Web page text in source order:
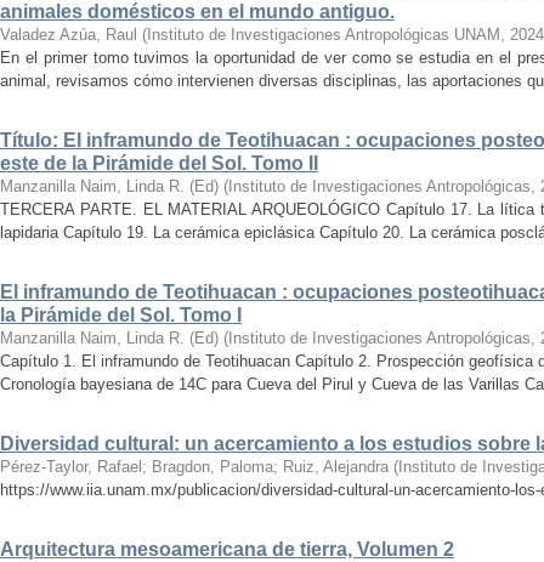
animales domésticos en el mundo antiguo.
Valadez Azúa, Raul ( Instituto de Investigaciones Antropológicas UNAM , 2024
En el primer tomo tuvimos la oportunidad de ver como se estudia en el
animal, revisamos cómo intervienen diversas disciplinas, las aportaciones
Título: El inframundo de Teotihuacan : ocupaciones
este de la Pirámide del Sol. Tomo II
Manzanilla Naim, Linda R. (Ed) ( Instituto de Investigaciones Antropológicas,
TERCERA PARTE. EL MATERIAL ARQUEOLÓGICO Capítulo 17. La
lapidaria Capítulo 19. La cerámica epiclásica Capítulo 20. La cerámica
El inframundo de Teotihuacan : ocupaciones
la Pirámide del Sol. Tomo I
Manzanilla Naim, Linda R. (Ed) ( Instituto de Investigaciones Antropológicas,
Capítulo 1. El inframundo de Teotihuacan Capítulo 2. Prospección geofísica
Cronología bayesiana de 14C para Cueva del Pirul y Cueva de las Varillas
Diversidad cultural: un acercamiento a los estudios sobre
Pérez-Taylor, Rafael ; Bragdon, Paloma; Ruiz, Alejandra ( Instituto de
https://www.iia.unam.mx/publicacion/diversidad-cultural-un-acercamiento-
Arquitectura mesoamericana de tierra, Volumen 2